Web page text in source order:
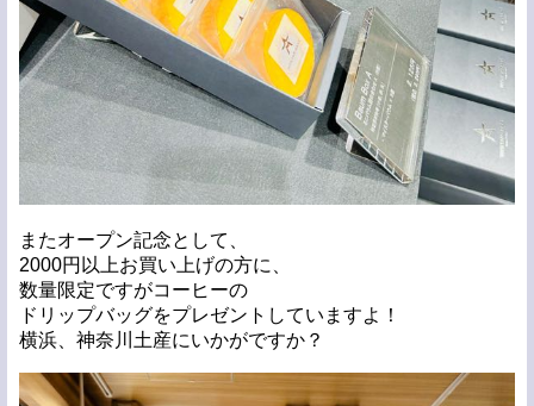
またオープン記念として、
2000円以上お買い上げの方に、
数量限定ですがコーヒーの
ドリップバッグをプレゼントしていますよ！
横浜、神奈川土産にいかがですか？